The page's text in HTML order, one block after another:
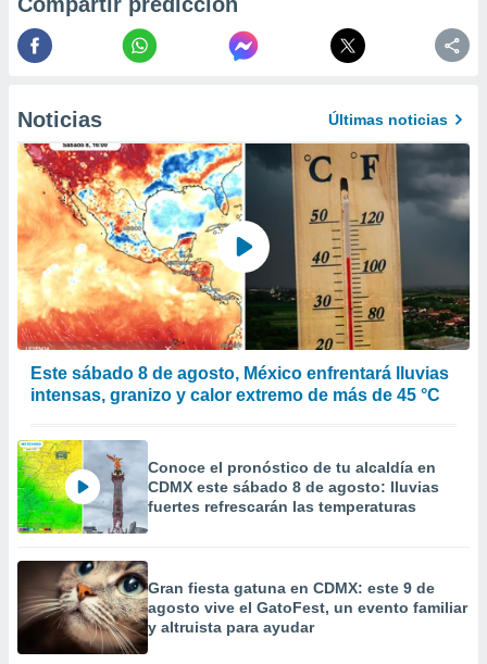
datos
en
en
de
un
datos
perfiles
utilizar
crear un
uso de
contenido
Noticias Últimas noticias
Este sábado 8 de agosto, México enfrentará lluvias
intensas, granizo y calor extremo de más de 45 °C
Conoce el pronóstico de tu alcaldía en
CDMX este sábado 8 de agosto: lluvias
fuertes refrescarán las temperaturas
Gran fiesta gatuna en CDMX: este 9 de
agosto vive el GatoFest, un evento familiar
y altruista para ayudar